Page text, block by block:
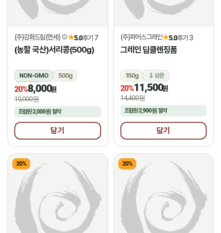
(주)강화드림(면세) ★5.0후기 7
(농할 국산)서리콩(500g)
NON-GMO
500g
상온
20%8,000원
10,000원
조합원2,000원 절약
담기
(주)파머스그레인★5.0후기 3
그레인 딥클렌징폼
150g 상온
20%11,500원
14,400원
조합원2,900원절약
담기
20% 20%